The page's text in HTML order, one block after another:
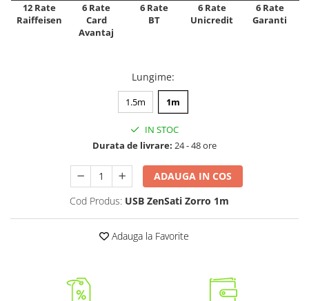
12 Rate
Raiffeisen
6 Rate
Card
Avantaj
6 Rate
BT
6 Rate
Unicredit
6 Rate
Garanti
Lungime:
1.5m 1m
IN STOC
Durata de livrare: 24 - 48 ore
ADAUGA IN COS
Cod Produs: USB ZenSati Zorro 1m
Adauga la Favorite